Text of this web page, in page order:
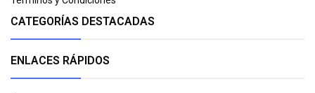
CATEGORÍAS DESTACADAS
ENLACES RÁPIDOS